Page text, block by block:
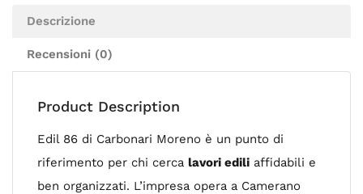
Descrizione
Recensioni (0)
Product Description
Edil 86 di Carbonari Moreno è un punto di
riferimento per chi cerca lavori edili affidabili e
ben organizzati. L’impresa opera a Camerano